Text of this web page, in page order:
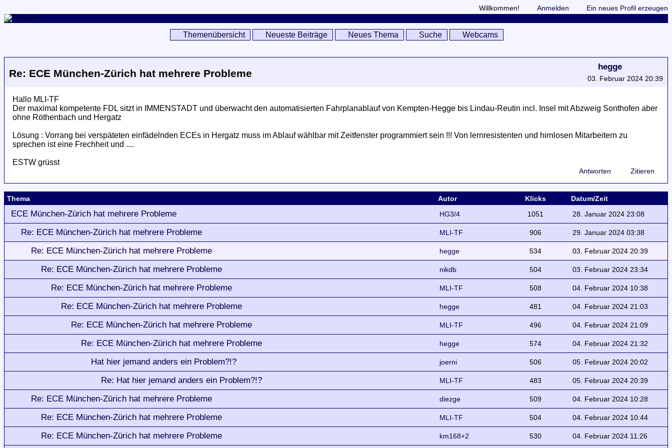
Willkommen! Anmelden Ein neues Profil erzeugen
Themenübersicht Neueste Beiträge Neues Thema Suche Webcams
Re: ECE München-Zürich hat mehrere Probleme
hegge
03. Februar 2024 20:39
Hallo MLI-TF
Der maximal kompetente FDL sitzt in IMMENSTADT und überwacht den automatisierten Fahrplanablauf von Kempten-Hegge bis Lindau-Reutin incl. Insel mit Abzweig Sonthofen aber
ohne Röthenbach und Hergatz
Lösung : Vorrang bei verspäteten einfädelnden ECEs in Hergatz muss im Ablauf wählbar mit Zeitfenster programmiert sein !!! Von lernresistenten und hirnlosen Mitarbeitern zu
sprechen ist eine Frechheit und ....
ESTW grüsst
Antworten Zitieren
Thema Autor Klicks Datum/Zeit
ECE München-Zürich hat mehrere Probleme HG3/4 1051 28. Januar 2024 23:08
Re: ECE München-Zürich hat mehrere Probleme MLI-TF 906 29. Januar 2024 03:38
Re: ECE München-Zürich hat mehrere Probleme hegge 534 03. Februar 2024 20:39
Re: ECE München-Zürich hat mehrere Probleme nikdb 504 03. Februar 2024 23:34
Re: ECE München-Zürich hat mehrere Probleme MLI-TF 508 04. Februar 2024 10:38
Re: ECE München-Zürich hat mehrere Probleme hegge 481 04. Februar 2024 21:03
Re: ECE München-Zürich hat mehrere Probleme MLI-TF 496 04. Februar 2024 21:09
Re: ECE München-Zürich hat mehrere Probleme hegge 574 04. Februar 2024 21:32
Hat hier jemand anders ein Problem?!? joerni 506 05. Februar 2024 20:02
Re: Hat hier jemand anders ein Problem?!? MLI-TF 483 05. Februar 2024 20:39
Re: ECE München-Zürich hat mehrere Probleme diezge 509 04. Februar 2024 10:28
Re: ECE München-Zürich hat mehrere Probleme MLI-TF 504 04. Februar 2024 10:44
Re: ECE München-Zürich hat mehrere Probleme km168+2 530 04. Februar 2024 11:26